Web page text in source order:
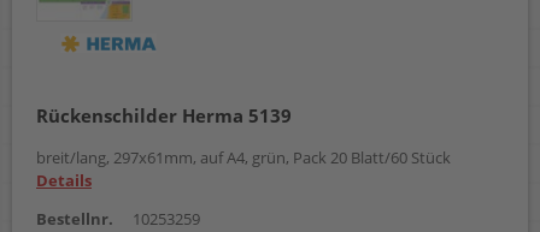
Rückenschilder Herma 5139
breit/lang, 297x61mm, auf A4, grün, Pack 20 Blatt/60 Stück
Details
Bestellnr.
10253259